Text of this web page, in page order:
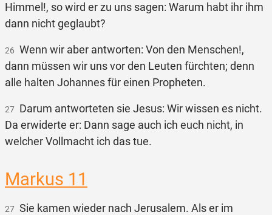
Himmel!, so wird er zu uns sagen: Warum habt ihr ihm
dann nicht geglaubt?
26 Wenn wir aber antworten: Von den Menschen!,
dann müssen wir uns vor den Leuten fürchten; denn
alle halten Johannes für einen Propheten.
27 Darum antworteten sie Jesus: Wir wissen es nicht.
Da erwiderte er: Dann sage auch ich euch nicht, in
welcher Vollmacht ich das tue.
Markus 11
27 Sie kamen wieder nach Jerusalem. Als er im